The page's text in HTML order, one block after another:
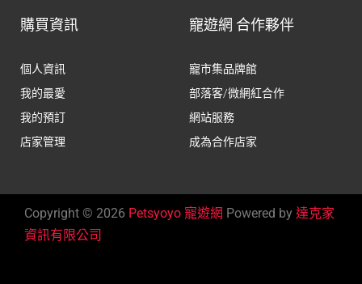
購買資訊
個人資訊
我的最愛
我的預訂
店家管理
寵遊網 合作夥伴
寵市集品牌館
部落客/微網紅合作
網站服務
成為合作店家
Copyright © 2026 Petsyoyo 寵遊網 Powered by 達克家
資訊有限公司